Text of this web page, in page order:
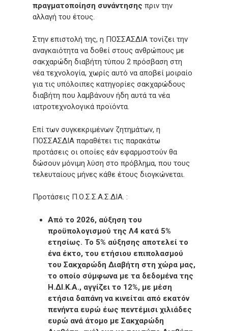
πραγματοποίηση συνάντησης πριν την
αλλαγή του έτους.
Στην επιστολή της, η ΠΟΣΣΑΣΔΙΑ τονίζει την
αναγκαιότητα να δοθεί στους ανθρώπους με
σακχαρώδη διαβήτη τύπου 2 πρόσβαση στη
νέα τεχνολογία, χωρίς αυτό να αποβεί μοιραίο
για τις υπόλοιπες κατηγορίες σακχαρώδους
διαβήτη που λαμβάνουν ήδη αυτά τα νέα
ιατροτεχνολογικά προϊόντα.
Επί των συγκεκριμένων ζητημάτων, η
ΠΟΣΣΑΣΔΙΑ παραθέτει τις παρακάτω
προτάσεις οι οποίες εάν εφαρμοστούν θα
δώσουν μόνιμη λύση στο πρόβλημα, που τους
τελευταίους μήνες κάθε έτους διογκώνεται.
Προτάσεις Π.Ο.Σ.Σ.Α.Σ.ΔΙΑ. :
Από το 2026, αύξηση του
προϋπολογισμού της Λ4 κατά 5%
ετησίως. Το 5% αύξησης αποτελεί το
ένα έκτο, του ετήσιου επιπολασμού
του Σακχαρώδη Διαβήτη στη χώρα μας,
το οποίο σύμφωνα με τα δεδομένα της
Η.ΔΙ.Κ.Α., αγγίζει το 12%, με μέση
ετήσια δαπάνη να κινείται από εκατόν
πενήντα ευρώ έως πεντέμισι χιλιάδες
ευρώ ανά άτομο με Σακχαρώδη